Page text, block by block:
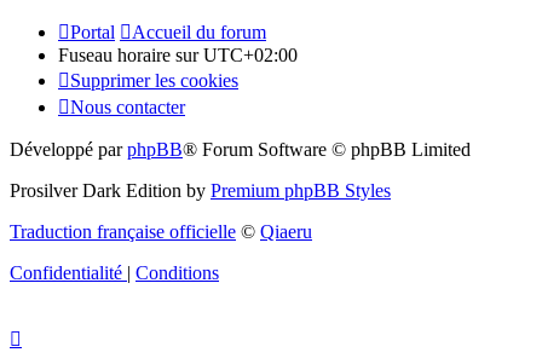
Portal
Accueil du forum
Fuseau horaire surUTC+02:00
Supprimer les cookies
Nous contacter
Développé parphpBB® Forum Software © phpBB Limited
Prosilver Dark Edition by Premium phpBB Styles
Traduction française officielle © Qiaeru
Confidentialité | Conditions